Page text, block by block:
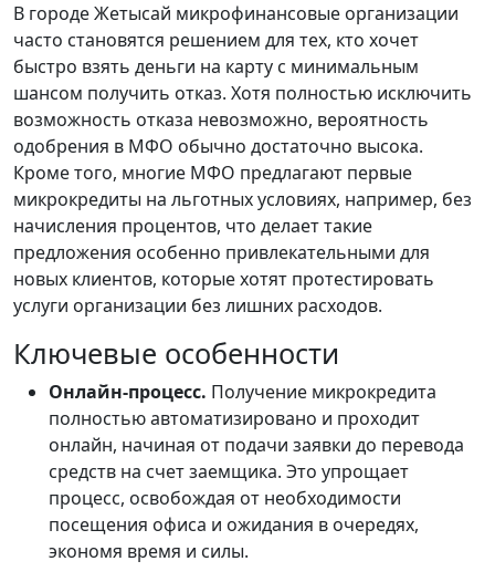
В городе Жетысай микрофинансовые организации
часто становятся решением для тех, кто хочет
быстро взять деньги на карту с минимальным
шансом получить отказ. Хотя полностью исключить
возможность отказа невозможно, вероятность
одобрения в МФО обычно достаточно высока.
Кроме того, многие МФО предлагают первые
микрокредиты на льготных условиях, например, без
начисления процентов, что делает такие
предложения особенно привлекательными для
новых клиентов, которые хотят протестировать
услуги организации без лишних расходов.
Ключевые особенности
Онлайн-процесс. Получение микрокредита
полностью автоматизировано и проходит
онлайн, начиная от подачи заявки до перевода
средств на счет заемщика. Это упрощает
процесс, освобождая от необходимости
посещения офиса и ожидания в очередях,
экономя время и силы.